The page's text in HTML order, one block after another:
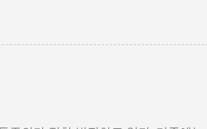
수도 있다. 다수의 기업 및 기관에서
워가 현대적인 오피스 환경으로 탈
적 특성을 고려했을 때, 매수자에게
성과 주주 가치를 높이는 방법에 대
결정이 주주에게 부적절한 영향을 미
하며, 경영의 혁신을 통한 사업 성장
최 회장의 경영 스타일에 대한 의문을
을 예의주시했습니다. 이러한 입장은